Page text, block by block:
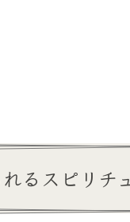
るスピリチ